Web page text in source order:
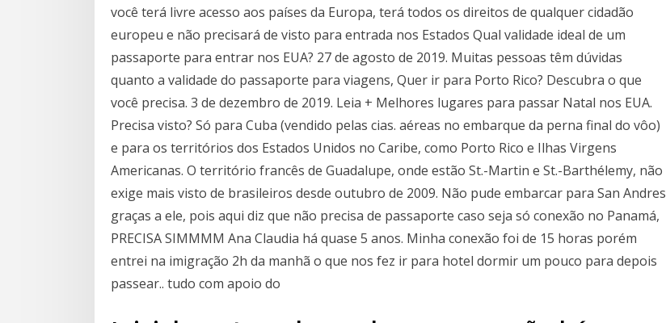
você terá livre acesso aos países da Europa, terá todos os direitos de qualquer cidadão
europeu e não precisará de visto para entrada nos Estados Qual validade ideal de um
passaporte para entrar nos EUA? 27 de agosto de 2019. Muitas pessoas têm dúvidas
quanto a validade do passaporte para viagens, Quer ir para Porto Rico? Descubra o que
você precisa. 3 de dezembro de 2019. Leia + Melhores lugares para passar Natal nos EUA.
Precisa visto? Só para Cuba (vendido pelas cias. aéreas no embarque da perna final do vôo)
e para os territórios dos Estados Unidos no Caribe, como Porto Rico e Ilhas Virgens
Americanas. O território francês de Guadalupe, onde estão St.-Martin e St.-Barthélemy, não
exige mais visto de brasileiros desde outubro de 2009. Não pude embarcar para San Andres
graças a ele, pois aqui diz que não precisa de passaporte caso seja só conexão no Panamá,
PRECISA SIMMMM Ana Claudia há quase 5 anos. Minha conexão foi de 15 horas porém
entrei na imigração 2h da manhã o que nos fez ir para hotel dormir um pouco para depois
passear.. tudo com apoio do